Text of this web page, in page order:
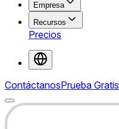
Empresa
Recursos
Precios
ContáctanosPrueba Gratis